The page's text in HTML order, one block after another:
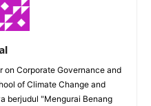
on Corporate Governance and
of Climate Change and
berjudul "Mengurai Benang